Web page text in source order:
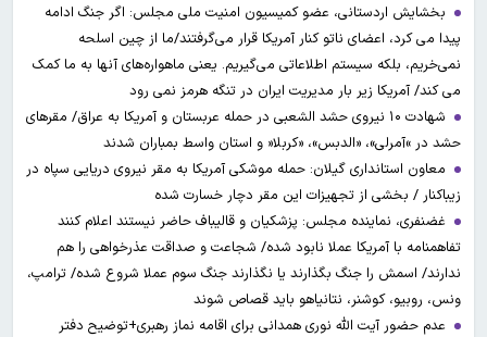
بخشایش اردستانی، عضو کمیسیون امنیت ملی مجلس: اگر جنگ ادامه
پیدا می کرد، اعضای ناتو کنار آمریکا قرار می‌گرفتند/ما از چین اسلحه
نمی‌خریم، بلکه سیستم اطلاعاتی می‌گیریم. یعنی ماهواره‌های آنها به ما کمک
می کند/ آمریکا زیر بار مدیریت ایران در تنگه هرمز نمی رود
شهادت ۱۰ نیروی حشد الشعبی در حمله عربستان و آمریکا به عراق/ مقرهای
حشد در »آمرلی»، «الدبس»، «کربلا« و استان واسط بمباران شدند
معاون استانداری گیلان: حمله موشکی آمریکا به مقر نیروی دریایی سپاه در
زیباکنار / بخشی از تجهیزات این مقر دچار خسارت شده
غضنفری، نماینده مجلس: پزشکیان و قالیباف حاضر نیستند اعلام کنند
تفاهمنامه با آمریکا عملا نابود شده/ شجاعت و صداقت عذرخواهی را هم
ندارند/ اسمش را جنگ بگذارند یا نگذارند جنگ سوم عملا شروع شده/ ترامپ،
ونس، روبیو، کوشنر، نتانیاهو باید قصاص شوند
عدم حضور آیت الله نوری همدانی برای اقامه نماز رهبری+توضیح دفتر